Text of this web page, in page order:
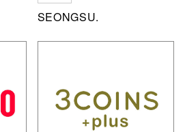
SEONGSU.